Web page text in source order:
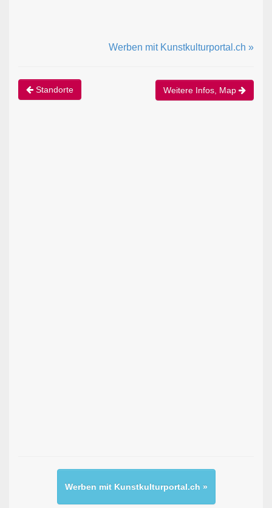
Werben mit Kunstkulturportal.ch »
Standorte Weitere Infos, Map
Werben mit Kunstkulturportal.ch »